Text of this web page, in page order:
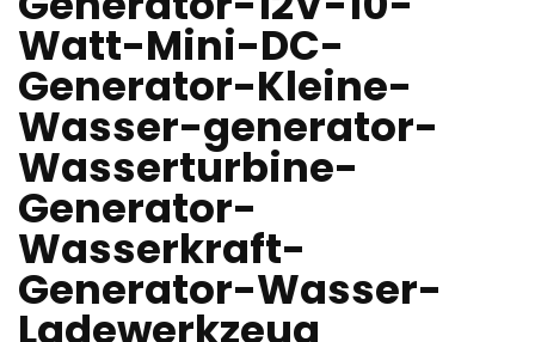
Watt-Mini-DC-
Generator-Kleine-
Wasser-generator-
Wasserturbine-
Generator-
Wasserkraft-
Generator-Wasser-
Ladewerkzeug